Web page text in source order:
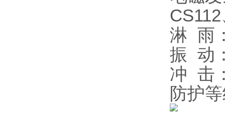
淋 雨
振 动
冲 击
防护